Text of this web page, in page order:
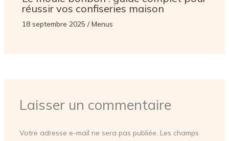
réussir vos confiseries maison
18 septembre 2025 /Menus
Laisser un commentaire
Votre adresse e-mail ne sera pas publiée. Les champs